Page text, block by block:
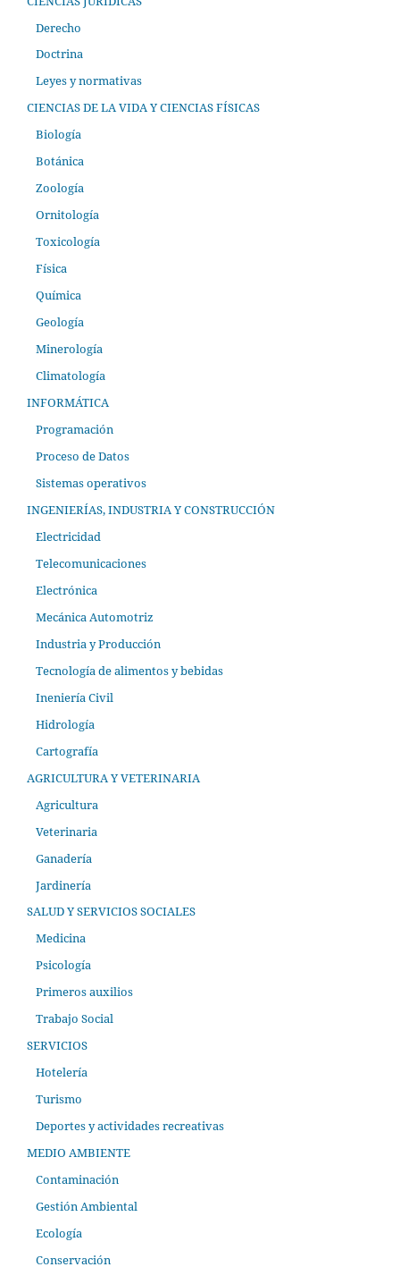
Derecho
Doctrina
Leyes y normativas
CIENCIAS DE LA VIDA Y CIENCIAS FÍSICAS
Biología
Botánica
Zoología
Ornitología
Toxicología
Física
Química
Geología
Minerología
Climatología
INFORMÁTICA
Programación
Proceso de Datos
Sistemas operativos
INGENIERÍAS, INDUSTRIA Y CONSTRUCCIÓN
Electricidad
Telecomunicaciones
Electrónica
Mecánica Automotriz
Industria y Producción
Tecnología de alimentos y bebidas
Ineniería Civil
Hidrología
Cartografía
AGRICULTURA Y VETERINARIA
Agricultura
Veterinaria
Ganadería
Jardinería
SALUD Y SERVICIOS SOCIALES
Medicina
Psicología
Primeros auxilios
Trabajo Social
SERVICIOS
Hotelería
Turismo
Deportes y actividades recreativas
MEDIO AMBIENTE
Contaminación
Gestión Ambiental
Ecología
Conservación